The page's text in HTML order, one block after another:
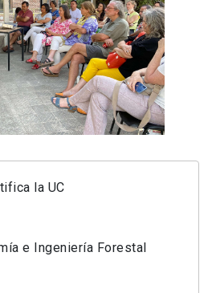
la UC
e Ingeniería Forestal